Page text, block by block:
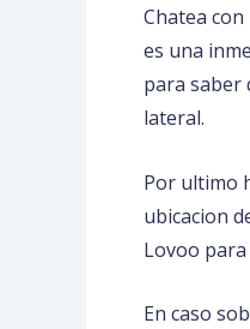
Chatea
es una
para saber
lateral.
Por ultimo
ubicacion
Lovoo
En caso